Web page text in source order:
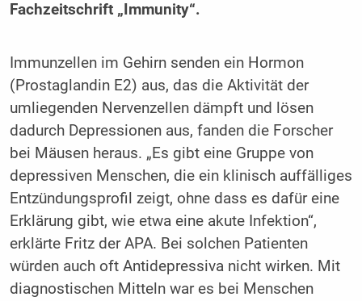
Fachzeitschrift „Immunity“.
Immunzellen im Gehirn senden ein Hormon
(Prostaglandin E2) aus, das die Aktivität der
umliegenden Nervenzellen dämpft und lösen
dadurch Depressionen aus, fanden die Forscher
bei Mäusen heraus. „Es gibt eine Gruppe von
depressiven Menschen, die ein klinisch auffälliges
Entzündungsprofil zeigt, ohne dass es dafür eine
Erklärung gibt, wie etwa eine akute Infektion“,
erklärte Fritz der APA. Bei solchen Patienten
würden auch oft Antidepressiva nicht wirken. Mit
diagnostischen Mitteln war es bei Menschen